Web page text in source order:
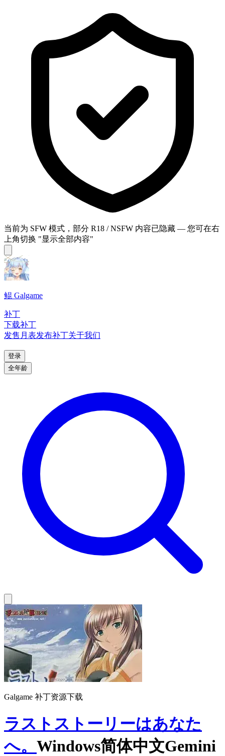
当前为 SFW 模式，部分 R18 / NSFW 内容已隐藏 — 您可在右
上角切换 "显示全部内容"
鲲 Galgame
补丁
下载补丁
发售月表发布补丁关于我们
登录
全年龄
Galgame 补丁资源下载
ラストストーリーはあなた
へ。 Windows简体中文Gemini